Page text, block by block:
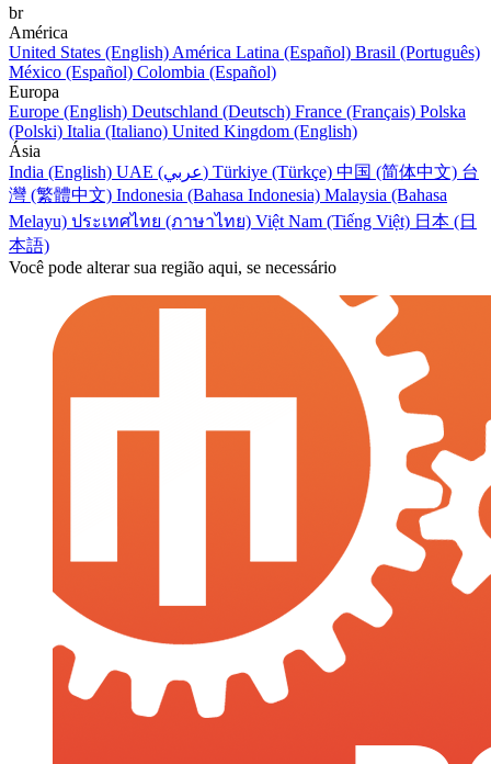
br
América
United States (English) América Latina (Español) Brasil (Português)
México (Español) Colombia (Español)
Europa
Europe (English) Deutschland (Deutsch) France (Français) Polska
(Polski) Italia (Italiano) United Kingdom (English)
Ásia
India (English)
UAE (عربي) Türkiye (Türkçe) 中国 (简体中文) 台
灣 (繁體中文) Indonesia (Bahasa Indonesia) Malaysia (Bahasa
Melayu) ประเทศไทย (ภาษาไทย) Việt Nam (Tiếng Việt) 日本 (日
本語)
Você pode alterar sua região aqui, se necessário